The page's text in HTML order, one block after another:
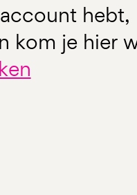
hebt,
kom je hier